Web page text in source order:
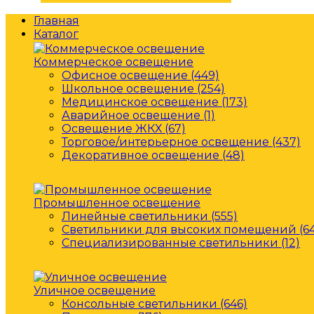
Главная
Каталог
Коммерческое освещение
Офисное освещение (449)
Школьное освещение (254)
Медицинское освещение (173)
Аварийное освещение (1)
Освещение ЖКХ (67)
Торговое/интерьерное освещение (437)
Декоративное освещение (48)
Промышленное освещение
Линейные светильники (555)
Светильники для высоких помещений
Специализированные светильники (12)
Уличное освещение
Консольные светильники (646)